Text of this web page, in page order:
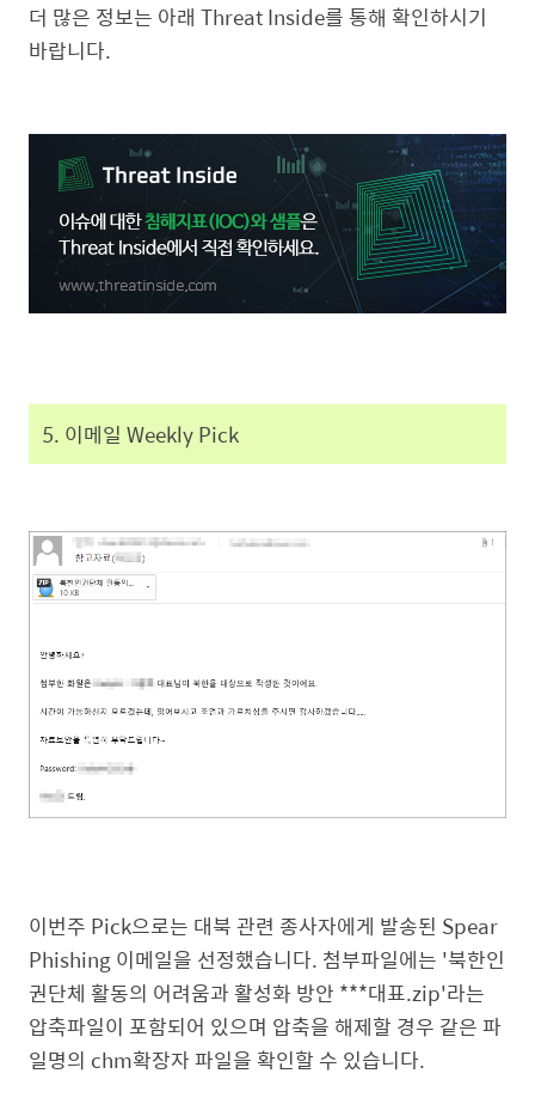
더 많은 정보는 아래 Threat Inside를 통해 확인하시기
바랍니다.
5. 이메일 Weekly Pick
이번주 Pick으로는 대북 관련 종사자에게 발송된 Spear
Phishing 이메일을 선정했습니다. 첨부파일에는 '북한인
권단체 활동의 어려움과 활성화 방안 ***대표.zip'라는
압축파일이 포함되어 있으며 압축을 해제할 경우 같은 파
일명의 chm확장자 파일을 확인할 수 있습니다.